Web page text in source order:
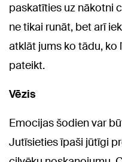
paskatīties uz nākotni
ne tikai runāt, bet arī
atklāt jums ko tādu, ko
pateikt.
Vēzis
Emocijas šodien var
Jutīsieties īpaši jūtīgi